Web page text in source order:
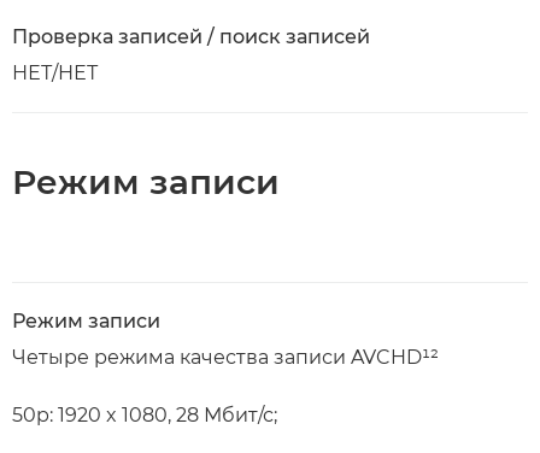
Проверка записей / поиск записей
НЕТ/НЕТ
Режим записи
Режим записи
Четыре режима качества записи AVCHD¹²
50p: 1920 x 1080, 28 Мбит/с;